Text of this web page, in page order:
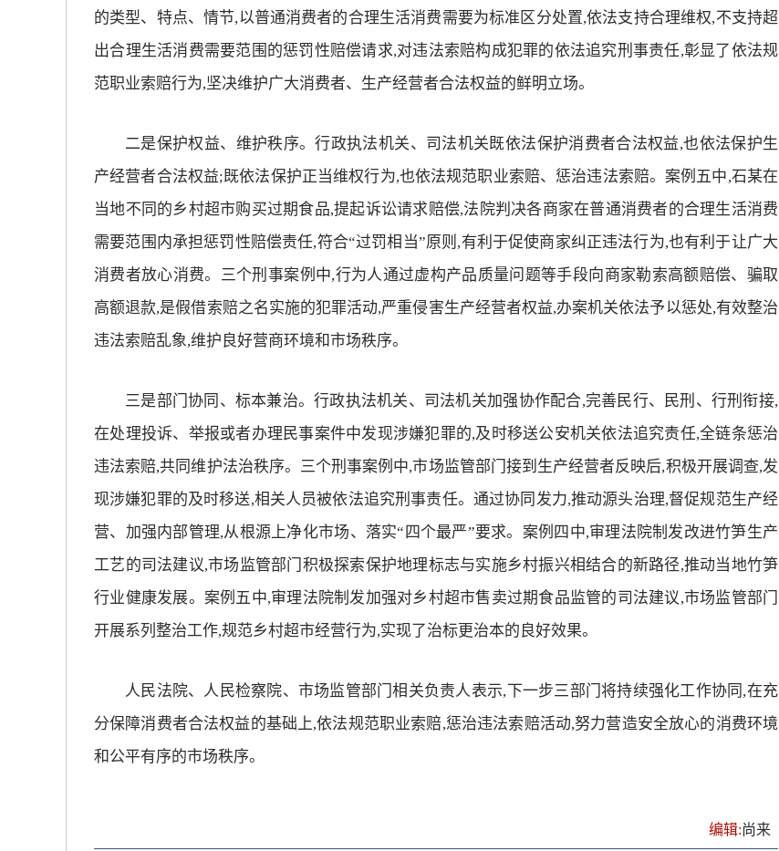
的类型、特点、情节,以普通消费者的合理生活消费需要为标准区分处置,依法支持合理维权,不支持超
出合理生活消费需要范围的惩罚性赔偿请求,对违法索赔构成犯罪的依法追究刑事责任,彰显了依法规
范职业索赔行为,坚决维护广大消费者、生产经营者合法权益的鲜明立场。
二是保护权益、维护秩序。行政执法机关、司法机关既依法保护消费者合法权益,也依法保护生
产经营者合法权益;既依法保护正当维权行为,也依法规范职业索赔、惩治违法索赔。案例五中,石某在
当地不同的乡村超市购买过期食品,提起诉讼请求赔偿,法院判决各商家在普通消费者的合理生活消费
需要范围内承担惩罚性赔偿责任,符合“过罚相当”原则,有利于促使商家纠正违法行为,也有利于让广大
消费者放心消费。三个刑事案例中,行为人通过虚构产品质量问题等手段向商家勒索高额赔偿、骗取
高额退款,是假借索赔之名实施的犯罪活动,严重侵害生产经营者权益,办案机关依法予以惩处,有效整治
违法索赔乱象,维护良好营商环境和市场秩序。
三是部门协同、标本兼治。行政执法机关、司法机关加强协作配合,完善民行、民刑、行刑衔接,
在处理投诉、举报或者办理民事案件中发现涉嫌犯罪的,及时移送公安机关依法追究责任,全链条惩治
违法索赔,共同维护法治秩序。三个刑事案例中,市场监管部门接到生产经营者反映后,积极开展调查,发
现涉嫌犯罪的及时移送,相关人员被依法追究刑事责任。通过协同发力,推动源头治理,督促规范生产经
营、加强内部管理,从根源上净化市场、落实“四个最严”要求。案例四中,审理法院制发改进竹笋生产
工艺的司法建议,市场监管部门积极探索保护地理标志与实施乡村振兴相结合的新路径,推动当地竹笋
行业健康发展。案例五中,审理法院制发加强对乡村超市售卖过期食品监管的司法建议,市场监管部门
开展系列整治工作,规范乡村超市经营行为,实现了治标更治本的良好效果。
人民法院、人民检察院、市场监管部门相关负责人表示,下一步三部门将持续强化工作协同,在充
分保障消费者合法权益的基础上,依法规范职业索赔,惩治违法索赔活动,努力营造安全放心的消费环境
和公平有序的市场秩序。
编辑:尚来